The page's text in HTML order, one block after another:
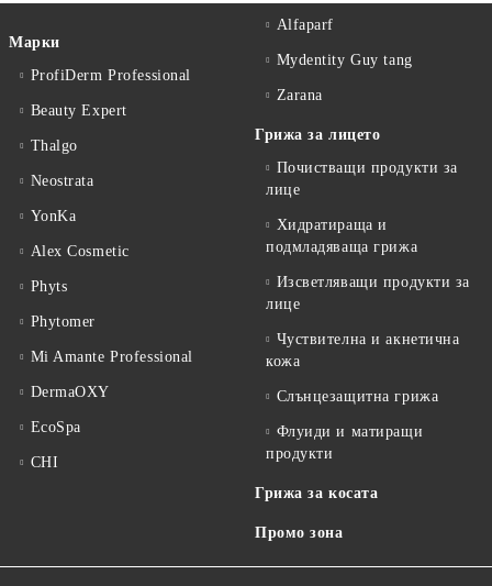
Марки
ProfiDerm Professional
Beauty Expert
Thalgo
Neostrata
YonKa
Alex Cosmetic
Phyts
Phytomer
Mi Amante Professional
DermaOXY
EcoSpa
CHI
Alfaparf
Mydentity Guy tang
Zarana
Грижа за лицето
Почистващи продукти за
лице
Хидратираща и
подмладяваща грижа
Изсветляващи продукти за
лице
Чуствителна и акнетична
кожа
Слънцезащитна грижа
Флуиди и матиращи
продукти
Грижа за косата
Промо зона